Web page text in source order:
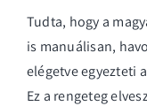
Tudta, hogy a
is manuálisan,
elégetve egyezteti
Ez a rengeteg